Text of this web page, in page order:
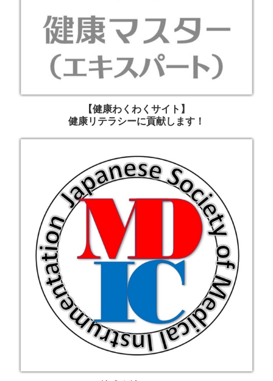
【健康わくわくサイト】
健康リテラシーに貢献します！